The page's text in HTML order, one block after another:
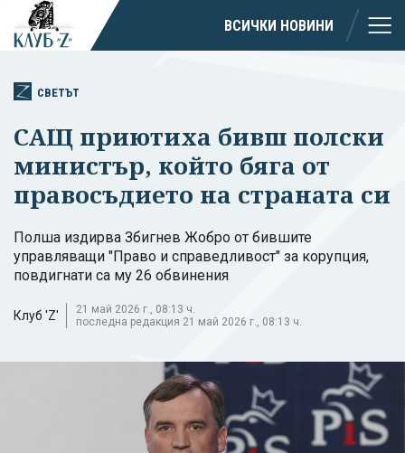
ВСИЧКИ НОВИНИ
СВЕТЪТ
САЩ приютиха бивш полски
министър, който бяга от
правосъдието на страната си
Полша издирва Збигнев Жобро от бившите
управляващи "Право и справедливост" за корупция,
повдигнати са му 26 обвинения
Клуб 'Z'
21 май 2026 г., 08:13 ч.
последна редакция 21 май 2026 г., 08:13 ч.